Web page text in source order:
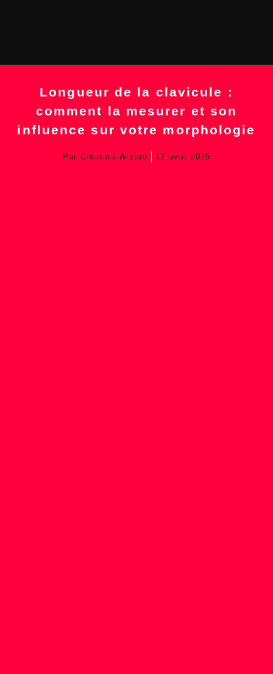
Longueur de la clavicule :
comment la mesurer et son
influence sur votre morphologie
Par Créatine-Wizard 17 avril 2025